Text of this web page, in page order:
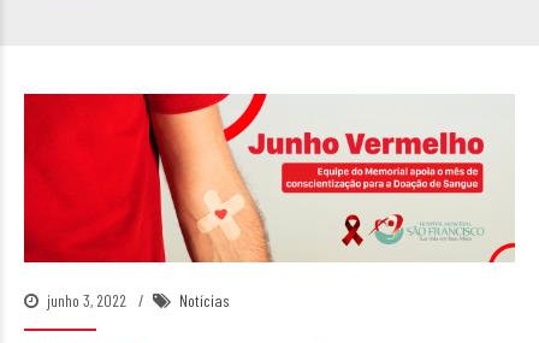
junho 3, 2022 Notícias